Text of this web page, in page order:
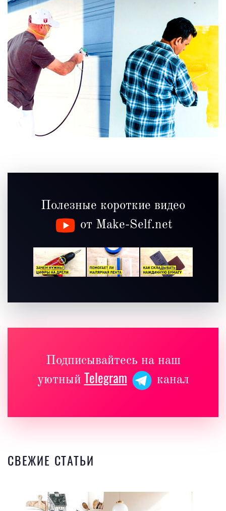
Полезные короткие видео
от Make-Self.net
Подписывайтесь на наш
уютный Telegram канал
СВЕЖИЕ СТАТЬИ